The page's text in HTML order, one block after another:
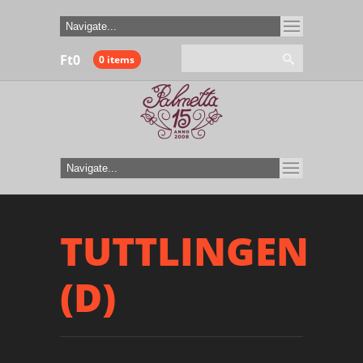
0
Ft 0 items
TUTTLINGEN
(D)